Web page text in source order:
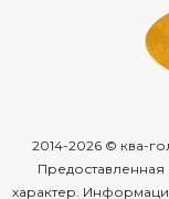
2014-2026 © ква-
характер.